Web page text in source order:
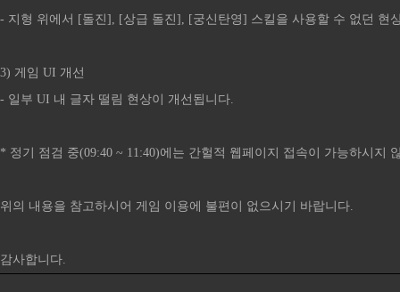
- 지형 위에서 [돌진], [상급 돌진], [궁신탄영] 스킬을 사용할 수 없던 현
3) 게임 UI 개선
- 일부 UI 내 글자 떨림 현상이 개선됩니다.
* 정기 점검 중(09:40 ~ 11:40)에는 간헐적 웹페이지 접속이 가능하시지
위의 내용을 참고하시어 게임 이용에 불편이 없으시기 바랍니다.
감사합니다.​